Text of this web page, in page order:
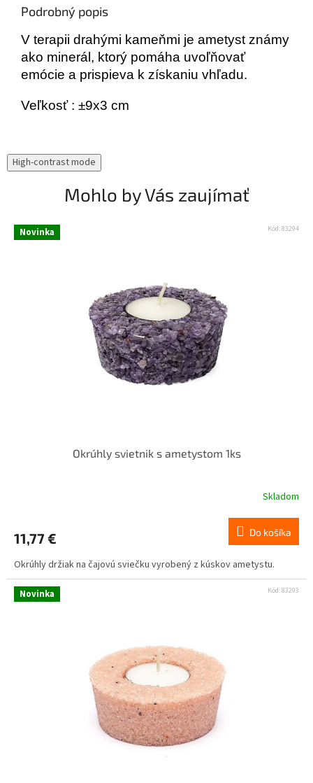
Podrobný popis
V terapii drahými kameňmi je ametyst známy
ako minerál, ktorý pomáha uvoľňovať
emócie a prispieva k získaniu vhľadu.
Veľkosť : ±9x3 cm
High-contrast mode
Mohlo by Vás zaujímať
Novinka
Okrúhly svietnik s ametystom 1ks
Skladom
11,77 € Do košíka
Okrúhly držiak na čajovú sviečku vyrobený z kúskov ametystu.
Kód:83294
Novinka Kód:83293